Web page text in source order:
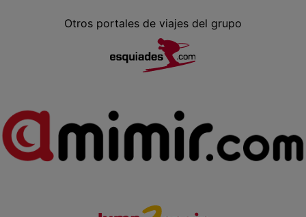
Otros portales de viajes del grupo